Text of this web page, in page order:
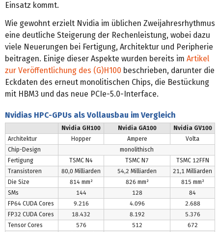
Einsatz kommt.
Wie gewohnt erzielt Nvidia im üblichen Zweijahresrhythmus
eine deutliche Steigerung der Rechenleistung, wobei dazu
viele Neuerungen bei Fertigung, Architektur und Peripherie
beitragen. Einige dieser Aspekte wurden bereits im Artikel
zur Veröffentlichung des (G)H100 beschrieben, darunter die
Eckdaten des erneut monolitischen Chips, die Bestückung
mit HBM3 und das neue PCIe-5.0-Interface.
Nvidias HPC-GPUs als Vollausbau im Vergleich
Nvidia GH100 Nvidia GA100
Nvidia GV100
Architektur
Hopper Ampere
Volta
Chip-Design
monolithisch
Fertigung
TSMC N4 TSMC N7
TSMC 12FFN
Transistoren
80,0 Milliarden 54,2 Milliarden
21,1 Milliarden
Die Size
814 mm² 826 mm²
815 mm²
SMs
144 128
84
FP64 CUDA Cores
9.216 4.096
2.688
FP32 CUDA Cores
18.432 8.192
5.376
Tensor Cores
576 512
672